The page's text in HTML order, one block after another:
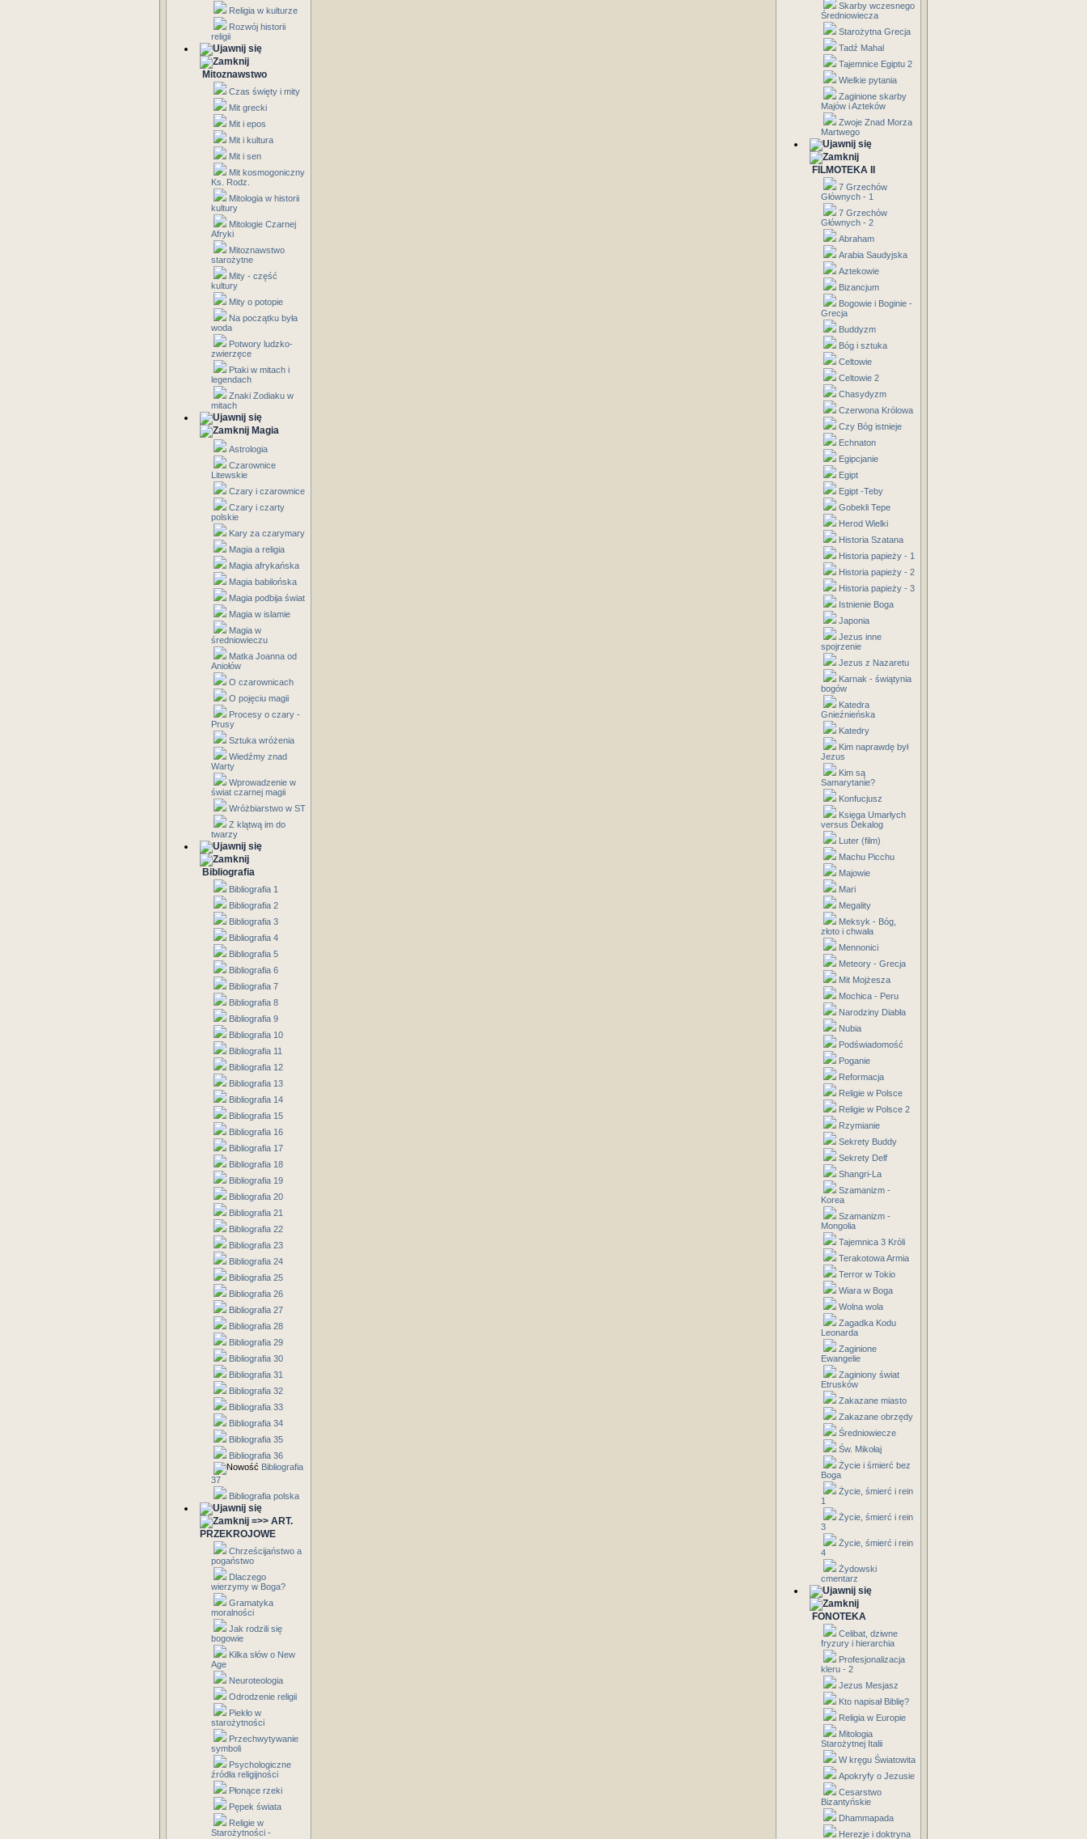
Religia w kulturze
Rozwój historii
religii
Mitoznawstwo
Czas święty i mity
Mit grecki
Mit i epos
Mit i kultura
Mit i sen
Mit kosmogoniczny
Ks. Rodz.
Mitologia w historii
kultury
Mitologie Czarnej
Afryki
Mitoznawstwo
starożytne
Mity - część
kultury
Mity o potopie
Na początku była
woda
Potwory ludzko-
zwierzęce
Ptaki w mitach i
legendach
Znaki Zodiaku w
mitach
Magia
Astrologia
Czarownice
Litewskie
Czary i czarownice
Czary i czarty
polskie
Kary za czarymary
Magia a religia
Magia afrykańska
Magia babilońska
Magia podbija świat
Magia w islamie
Magia w
średniowieczu
Matka Joanna od
Aniołów
O czarownicach
O pojęciu magii
Procesy o czary -
Prusy
Sztuka wróżenia
Wiedźmy znad
Warty
Wprowadzenie w
świat czarnej magii
Wróżbiarstwo w ST
Z klątwą im do
twarzy
Bibliografia
Bibliografia 1
Bibliografia 2
Bibliografia 3
Bibliografia 4
Bibliografia 5
Bibliografia 6
Bibliografia 7
Bibliografia 8
Bibliografia 9
Bibliografia 10
Bibliografia 11
Bibliografia 12
Bibliografia 13
Bibliografia 14
Bibliografia 15
Bibliografia 16
Bibliografia 17
Bibliografia 18
Bibliografia 19
Bibliografia 20
Bibliografia 21
Bibliografia 22
Bibliografia 23
Bibliografia 24
Bibliografia 25
Bibliografia 26
Bibliografia 27
Bibliografia 28
Bibliografia 29
Bibliografia 30
Bibliografia 31
Bibliografia 32
Bibliografia 33
Bibliografia 34
Bibliografia 35
Bibliografia 36
Bibliografia
37
Bibliografia polska
=>> ART.
PRZEKROJOWE
Chrześcijaństwo a
pogaństwo
Dlaczego
wierzymy w Boga?
Gramatyka
moralności
Jak rodzili się
bogowie
Kilka słów o New
Age
Neuroteologia
Odrodzenie religii
Piekło w
starożytności
Przechwytywanie
symboli
Psychologiczne
źródła religijności
Płonące rzeki
Pępek świata
Religie w
Starożytności -
Skarby wczesnego
Średniowiecza
Starożytna Grecja
Tadź Mahal
Tajemnice Egiptu 2
Wielkie pytania
Zaginione skarby
Majów i Azteków
Zwoje Znad Morza
Martwego
FILMOTEKA II
7 Grzechów
Głównych - 1
7 Grzechów
Głównych - 2
Abraham
Arabia Saudyjska
Aztekowie
Bizancjum
Bogowie i Boginie -
Grecja
Buddyzm
Bóg i sztuka
Celtowie
Celtowie 2
Chasydyzm
Czerwona Królowa
Czy Bóg istnieje
Echnaton
Egipcjanie
Egipt
Egipt -Teby
Gobekli Tepe
Herod Wielki
Historia Szatana
Historia papieży - 1
Historia papieży - 2
Historia papieży - 3
Istnienie Boga
Japonia
Jezus inne
spojrzenie
Jezus z Nazaretu
Karnak - świątynia
bogów
Katedra
Gnieźnieńska
Katedry
Kim naprawdę był
Jezus
Kim są
Samarytanie?
Konfucjusz
Księga Umarłych
versus Dekalog
Luter (film)
Machu Picchu
Majowie
Mari
Megality
Meksyk - Bóg,
złoto i chwała
Mennonici
Meteory - Grecja
Mit Mojżesza
Mochica - Peru
Narodziny Diabła
Nubia
Podświadomość
Poganie
Reformacja
Religie w Polsce
Religie w Polsce 2
Rzymianie
Sekrety Buddy
Sekrety Delf
Shangri-La
Szamanizm -
Korea
Szamanizm -
Mongolia
Tajemnica 3 Króli
Terakotowa Armia
Terror w Tokio
Wiara w Boga
Wolna wola
Zagadka Kodu
Leonarda
Zaginione
Ewangelie
Zaginiony świat
Etrusków
Zakazane miasto
Zakazane obrzędy
Średniowiecze
Św. Mikołaj
Życie i śmierć bez
Boga
Życie, śmierć i rein
1
Życie, śmierć i rein
3
Życie, śmierć i rein
4
Żydowski
cmentarz
FONOTEKA
Celibat, dziwne
fryzury i hierarchia
Profesjonalizacja
kleru - 2
Jezus Mesjasz
Kto napisał Biblię?
Religia w Europie
Mitologia
Starożytnej Italii
W kręgu Światowita
Apokryfy o Jezusie
Cesarstwo
Bizantyńskie
Dhammapada
Herezje i doktryna